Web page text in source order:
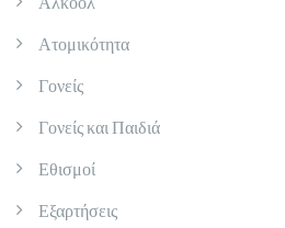
Ατομικότητα
Γονείς
Γονείς και Παιδιά
Εθισμοί
Εξαρτήσεις